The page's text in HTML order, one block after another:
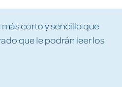
corto y sencillo que
que le podrán leer los